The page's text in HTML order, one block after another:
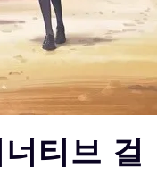
티브 걸